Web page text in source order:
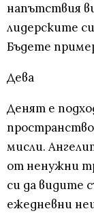
напътствия
лидерските
Бъдете
Дева
Денят е
мисли.
от ненужни
си да видите
ежедневни